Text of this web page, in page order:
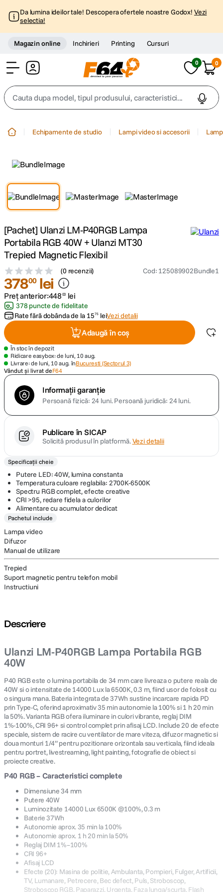
Da lumina ideilor tale! Descopera ofertele noastre Godox! Vezi
selectia!
Magazin online Inchirieri Printing Cursuri
0 0
Cauta dupa model, tipul produsului, caracteristici...
3. trepied telefon
5. lavaliera
6. canon sx740 hs
card memorie
8. sony fx
dji mic mini
10. dji osmo pocket 4
Echipamente de studio Lampi video si accesorii
[Pachet] Ulanzi LM-P40RGB Lampa
Portabila RGB 40W + Ulanzi MT30
Trepied Magnetic Flexibil
(0 recenzii) Cod: 125089902Bundle1
37800 lei
Preț anterior:448 00 lei
378 puncte de fidelitate
Rate fără dobânda de la 1575 leiVezi detalii
Adaugă în coș
În stoc în depozit
Ridicare easybox: de luni, 10 aug.
Livrare: de luni, 10 aug. înBucuresti (Sectorul 3)
Vândut și livrat deF64
Informații garanție
Persoană fizică: 24 luni.Persoană juridică: 24 luni.
Publicare în SICAP
Solicită produsul în platformă.Vezi detalii
Specificații cheie
Putere LED: 40W, lumina constanta
Temperatura culoare reglabila: 2700K-6500K
Spectru RGB complet, efecte creative
CRI >95, redare fidela a culorilor
Alimentare cu acumulator dedicat
Pachetul include
Lampa video
Difuzor
Manual de utilizare
Trepied
Suport magnetic pentru telefon mobil
Instructiuni
Descriere
Ulanzi LM-P40RGB Lampa Portabila RGB
40W
P40 RGB este o lumina portabila de 34 mm care livreaza o putere reala de
40W si o intensitate de 14000 Lux la 6500K, 0.3 m, fiind usor de folosit cu
o singura mana. Bateria integrata de 37Wh sustine incarcare rapida PD
prin Type-C, oferind aproximativ 35 min autonomie la 100% si 1 h 20 min
la 50%. Varianta RGB ofera iluminare in culori vibrante, reglaj DIM
1%-100%, CRI 96+ si control complet prin afisaj LCD. Include 20 de efecte
speciale, sistem de racire cu ventilator de mare viteza, difuzor magnetic si
doua monturi 1/4” pentru pozitionare orizontala sau verticala, fiind ideala
pentru portret, livestreaming, light painting, fotografie de obiect si
proiecte creative.
P40 RGB – Caracteristici complete
Dimensiune 34 mm
Putere 40W
Luminozitate 14000 Lux 6500K @100%, 0.3 m
Baterie 37Wh
Autonomie aprox. 35 min la 100%
Autonomie aprox. 1 h 20 min la 50%
Reglaj DIM 1%–100%
CRI 96+
Afisaj LCD
Efecte (20): Masina de politie, Ambulanta, Pompieri, Fulger, Artificii,
TV, Lumanare, Petrecere, Bec defect, Puls, Stroboscop,
Stroboscop RGB, Paparazzi, Urgenta, Faza lunga/scurta, Flash